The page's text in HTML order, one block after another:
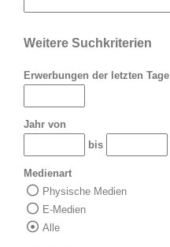
Weitere Suchkriterien
Erwerbungen der letzten Tage
Jahr von
bis
Medienart
Physische Medien
E-Medien
Alle